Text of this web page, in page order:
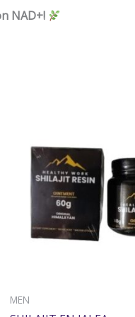
NAD+!
MEN
$79,000
hasta
$158,000